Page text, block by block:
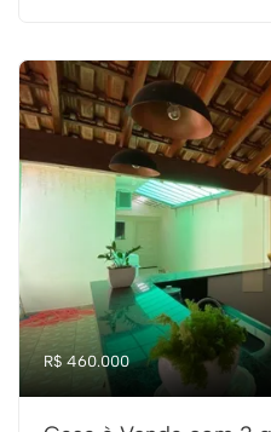
R$ 460.000